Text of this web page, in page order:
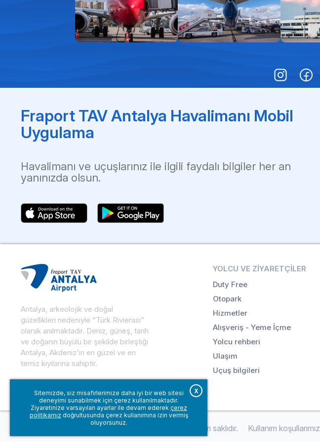
Sitemizde, siz misafirlerimize daha iyi bir web sitesi
deneyimi sunabilmek için çerez kullanılmaktadır.
Ziyaretinize varsayılan ayarlar ile devam ederek çerez
politikamız doğrultusunda çerez kullanımına izin vermiş
oluyorsunuz.
X
Fraport TAV Antalya Havalimanı Mobil
Uygulama
Havalimanı ve uçuşlarınız ile ilgili faydalı bilgiler her an
yanınızda olsun.
Antalya, arkeolojik ve doğal
güzellikleri nedeniyle “Türk Rivierası”
olarak anılmaktadır. Deniz, güneş, tarih
ve doğanın büyülü bir şekilde birleştiği
Antalya, Akdeniz'in en güzel ve en
temiz kıyılarına sahiptir.
YOLCU VE ZIYARETÇILER
Duty Free
Otopark
Hizmetler
Alışveriş - Yeme İçme
Yolcu rehberi
Ulaşım
Uçuş bilgileri
© Fraport TAV Antalya Havalimanı, 2018. Tüm hakları saklıdır. Kullanım koşullarımız